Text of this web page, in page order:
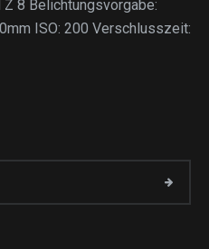
Z 8 Belichtungsvorgabe:
ISO: 200 Verschlusszeit: